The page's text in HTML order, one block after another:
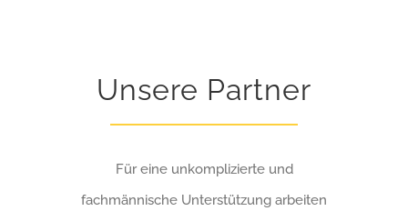
Unsere Partner
Für eine unkomplizierte und
fachmännische Unterstützung arbeiten